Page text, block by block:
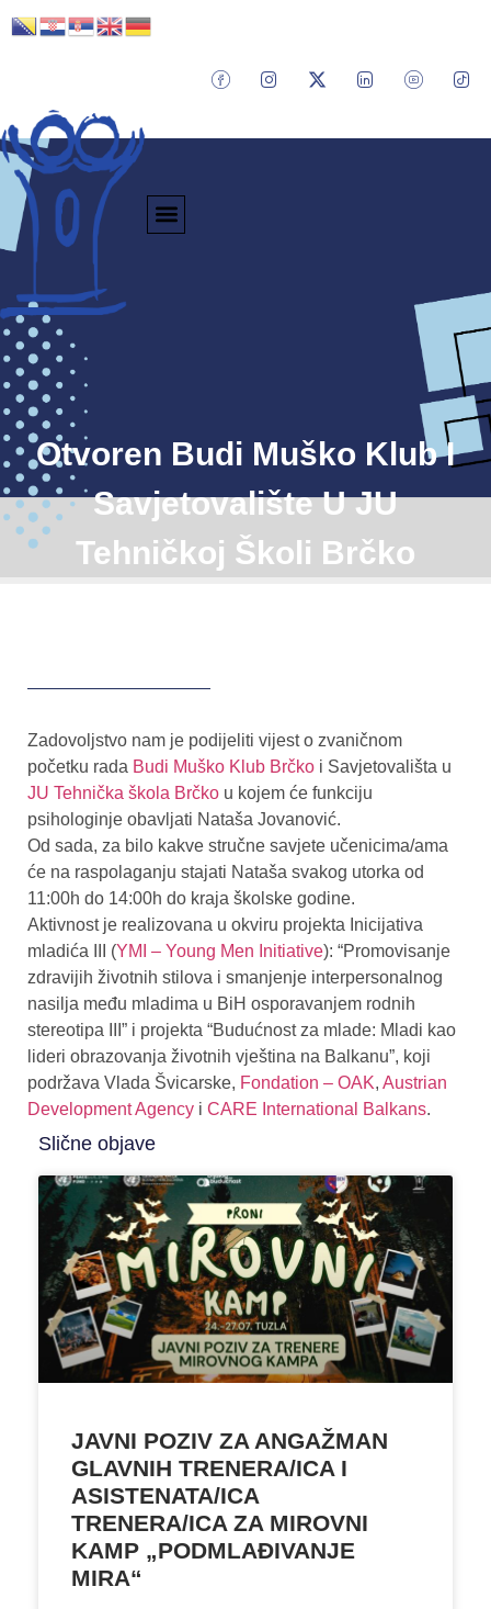
Otvoren Budi Muško Klub I
Savjetovalište U JU
Tehničkoj Školi Brčko
Zadovoljstvo nam je podijeliti vijest o zvaničnom
početku rada Budi Muško Klub Brčko i Savjetovališta u
JU Tehnička škola Brčko u kojem će funkciju
psihologinje obavljati Nataša Jovanović.
Od sada, za bilo kakve stručne savjete učenicima/ama
će na raspolaganju stajati Nataša svakog utorka od
11:00h do 14:00h do kraja školske godine.
Aktivnost je realizovana u okviru projekta Inicijativa
mladića III (YMI – Young Men Initiative): “Promovisanje
zdravijih životnih stilova i smanjenje interpersonalnog
nasilja među mladima u BiH osporavanjem rodnih
stereotipa III” i projekta “Budućnost za mlade: Mladi kao
lideri obrazovanja životnih vještina na Balkanu”, koji
podržava Vlada Švicarske, Fondation – OAK, Austrian
Development Agency i CARE International Balkans.
Slične objave
JAVNI POZIV ZA ANGAŽMAN
GLAVNIH TRENERA/ICA I
ASISTENATA/ICA
TRENERA/ICA ZA MIROVNI
KAMP „PODMLAĐIVANJE
MIRA“